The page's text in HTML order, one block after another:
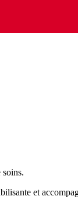
soins.
et